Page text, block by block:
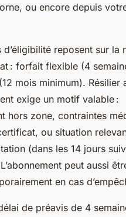
ou encore depuis
reposent sur la
: forfait flexible (4
mois minimum). Résilier
exige un motif valable :
hors zone, contraintes
ou situation
(dans les 14 jours
peut aussi
en cas
de préavis de 4